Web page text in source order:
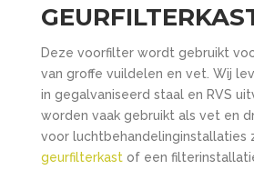
Deze voorfilter wordt gebruikt
van groffe vuildelen en vet. Wij
in gegalvaniseerd staal en RVS
worden vaak gebruikt als vet en
voor luchtbehandelinginstallaties
geurfilterkastof een